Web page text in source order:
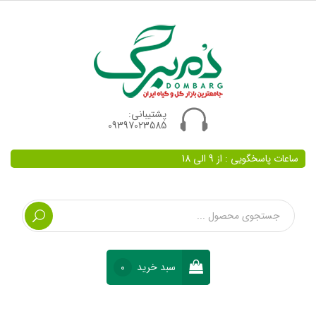
پشتیبانی:
09397023585
ساعات پاسخگویی : از 9 الی 18
سبد خرید 0